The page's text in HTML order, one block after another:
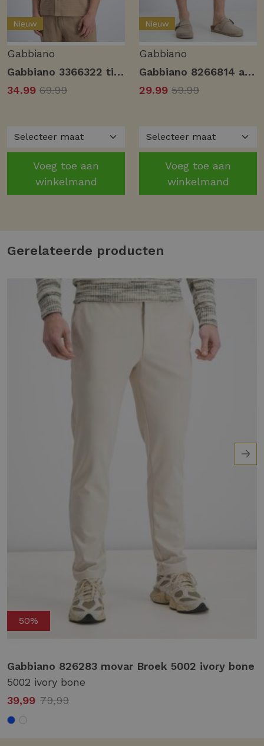
Nieuw
Gabbiano
Gabbiano 3366322 tian Overhemd 994 almond
34.99 69.99
Voeg toe aan
winkelmand
Nieuw
Gabbiano
Gabbiano 8266814 azar Korte broeken 994 almond
29.99 59.99
Voeg toe aan
winkelmand
Gerelateerde producten
50%
Gabbiano 826283 movar Broek 5002 ivory bone
5002 ivory bone
39,99 79,99